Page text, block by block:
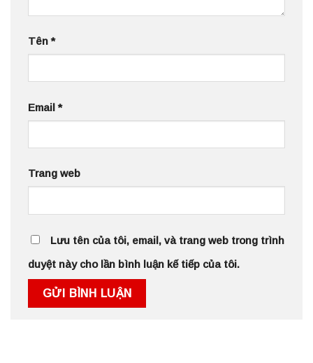
Tên*
Email*
Trang web
Lưu tên của tôi, email, và trang web trong trình
duyệt này cho lần bình luận kế tiếp của tôi.